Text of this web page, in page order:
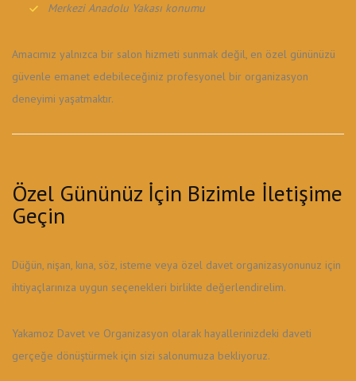
Merkezi Anadolu Yakası konumu
Amacımız yalnızca bir salon hizmeti sunmak değil, en özel gününüzü
güvenle emanet edebileceğiniz profesyonel bir organizasyon
deneyimi yaşatmaktır.
Özel Gününüz İçin Bizimle İletişime
Geçin
Düğün, nişan, kına, söz, isteme veya özel davet organizasyonunuz için
ihtiyaçlarınıza uygun seçenekleri birlikte değerlendirelim.
Yakamoz Davet ve Organizasyon olarak hayallerinizdeki daveti
gerçeğe dönüştürmek için sizi salonumuza bekliyoruz.